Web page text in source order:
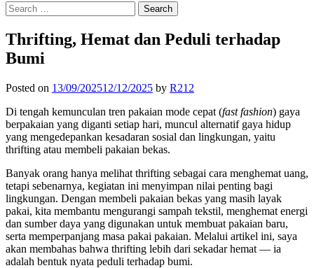
Search
for:
Thrifting, Hemat dan Peduli terhadap
Bumi
Posted on 13/09/202512/12/2025 by R212
Di tengah kemunculan tren pakaian mode cepat (fast fashion) gaya
berpakaian yang diganti setiap hari, muncul alternatif gaya hidup
yang mengedepankan kesadaran sosial dan lingkungan, yaitu
thrifting atau membeli pakaian bekas.
Banyak orang hanya melihat thrifting sebagai cara menghemat uang,
tetapi sebenarnya, kegiatan ini menyimpan nilai penting bagi
lingkungan. Dengan membeli pakaian bekas yang masih layak
pakai, kita membantu mengurangi sampah tekstil, menghemat energi
dan sumber daya yang digunakan untuk membuat pakaian baru,
serta memperpanjang masa pakai pakaian. Melalui artikel ini, saya
akan membahas bahwa thrifting lebih dari sekadar hemat — ia
adalah bentuk nyata peduli terhadap bumi.